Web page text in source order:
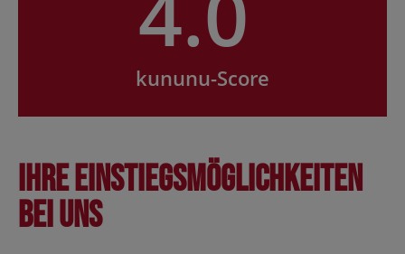
kununu-Score
Ihre Einstiegsmöglichkeiten
bei uns